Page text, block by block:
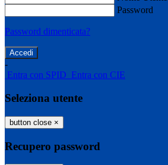
Password
Password dimenticata?
-
Entra con SPID Entra con CIE
Seleziona utente
button close ×
Recupero password